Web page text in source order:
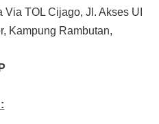
TOL Cijago, Jl. Akses UI
Kampung Rambutan,